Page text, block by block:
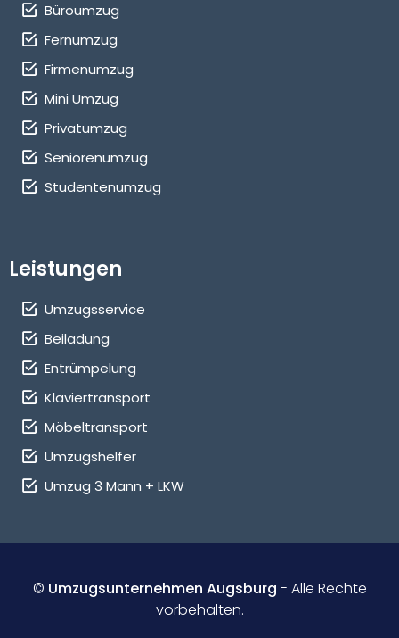
Büroumzug
Fernumzug
Firmenumzug
Mini Umzug
Privatumzug
Seniorenumzug
Studentenumzug
Leistungen
Umzugsservice
Beiladung
Entrümpelung
Klaviertransport
Möbeltransport
Umzugshelfer
Umzug 3 Mann + LKW
© Umzugsunternehmen Augsburg - Alle Rechte
vorbehalten.